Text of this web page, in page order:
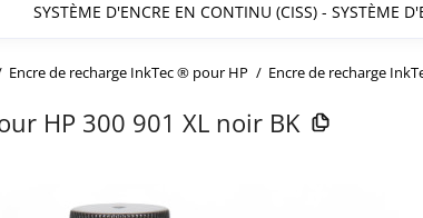
SYSTÈME D'ENCRE EN CONTINU (CISS) - SYSTÈME
Encre de recharge InkTec ® pour HP Encre de recharge
HP 300 901 XL noir BK